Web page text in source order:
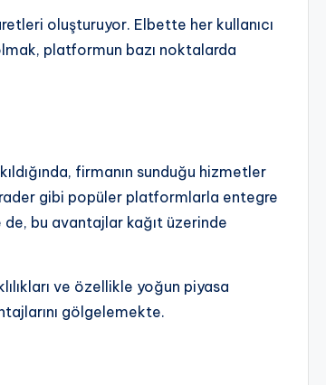
oluşturuyor. Elbette her kullanıcı
platformun bazı noktalarda
firmanın sunduğu hizmetler
gibi popüler platformlarla entegre
de, bu avantajlar kağıt üzerinde
ve özellikle yoğun piyasa
gölgelemekte.